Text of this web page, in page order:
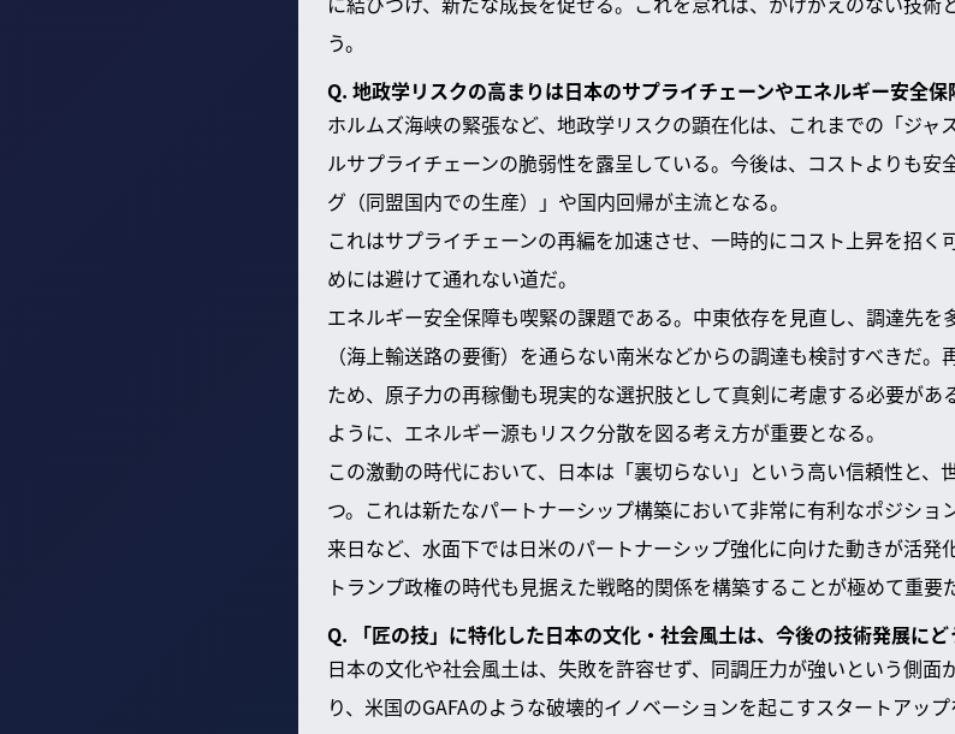
う。
Q. 地政学リスクの高まりは日本のサプライチェーンやエネルギー安全保
ホルムズ海峡の緊張など、地政学リスクの顕在化は、これまでの「ジャ
ルサプライチェーンの脆弱性を露呈している。今後は、コストよりも
グ（同盟国内での生産）」や国内回帰が主流となる。
これはサプライチェーンの再編を加速させ、一時的にコスト上昇を招
めには避けて通れない道だ。
エネルギー安全保障も喫緊の課題である。中東依存を見直し、調達先
（海上輸送路の要衝）を通らない南米などからの調達も検討すべきだ
ため、原子力の再稼働も現実的な選択肢として真剣に考慮する必要があ
ように、エネルギー源もリスク分散を図る考え方が重要となる。
この激動の時代において、日本は「裏切らない」という高い信頼性と
つ。これは新たなパートナーシップ構築において非常に有利なポジショ
来日など、水面下では日米のパートナーシップ強化に向けた動きが活発
トランプ政権の時代も見据えた戦略的関係を構築することが極めて重要
Q. 「匠の技」に特化した日本の文化・社会風土は、今後の技術発展にど
日本の文化や社会風土は、失敗を許容せず、同調圧力が強いという側
り、米国のGAFAのような破壊的イノベーションを起こすスタートアッ